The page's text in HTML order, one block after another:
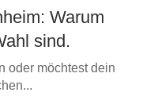
Warum
sind.
oder möchtest dein